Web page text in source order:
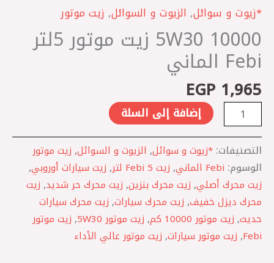
*زيوت و سوائل, الزيوت و السوائل, زيت موتور
5W30 10000 زيت موتور 5لتر
Febi الماني
EGP 1,965
إضافة إلى السلة
التصنيفات: *زيوت و سوائل, الزيوت و السوائل, زيت موتور
الوسوم: Febi الماني , زيت Febi 5 لتر , زيت سيارات أوروبي,
زيت محرك أصلي, زيت محرك بنزين, زيت محرك حر شديد, زيت
محرك ديزل خفيف, زيت محرك سيارات, زيت محرك سيارات
حديث, زيت موتور 10000 كم , زيت موتور 5W30 , زيت موتور
Febi
, زيت موتور سيارات, زيت موتور عالي الأداء